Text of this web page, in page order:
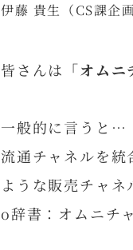
伊藤 貴生（CS課企
皆さんは 「オム
一般的に言うと…
流通チャネルを
ような販売チャ
o辞書：オムニチ